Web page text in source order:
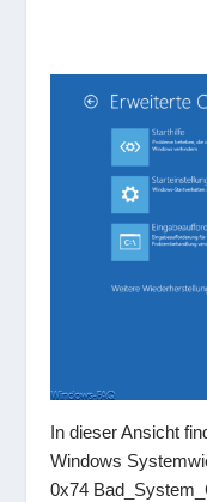
In dieser Ansicht
Windows
0x74